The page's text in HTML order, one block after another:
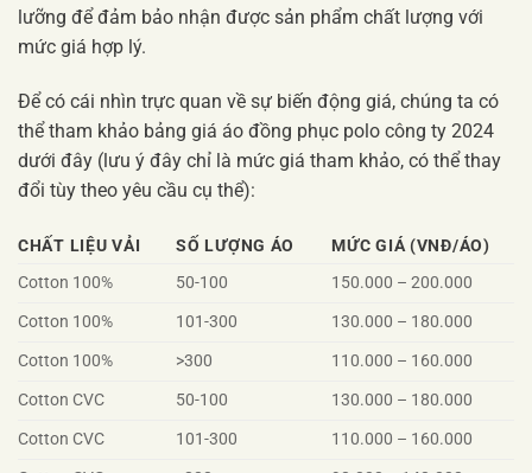
lưỡng để đảm bảo nhận được sản phẩm chất lượng với
mức giá hợp lý.
Để có cái nhìn trực quan về sự biến động giá, chúng ta có
thể tham khảo bảng giá áo đồng phục polo công ty 2024
dưới đây (lưu ý đây chỉ là mức giá tham khảo, có thể thay
đổi tùy theo yêu cầu cụ thể):
CHẤT LIỆU VẢI SỐ LƯỢNG ÁO
MỨC GIÁ (VNĐ/ÁO)
Cotton 100%
50-100
150.000 – 200.000
Cotton 100%
101-300
130.000 – 180.000
Cotton 100%
>300
110.000 – 160.000
Cotton CVC
50-100
130.000 – 180.000
Cotton CVC
101-300
110.000 – 160.000